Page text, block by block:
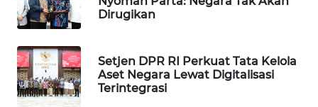
Dirugikan
Setjen DPR RI Perkuat Tata Kelola
Aset Negara Lewat Digitalisasi
Terintegrasi
WAHANA
WAHANA
PERSONA